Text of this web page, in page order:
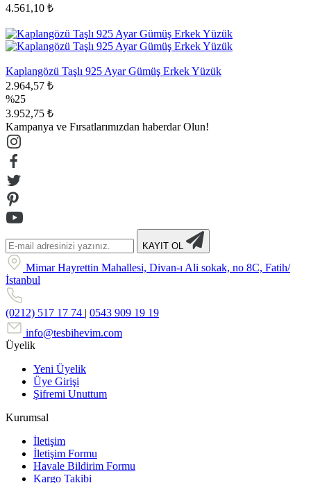
4.561,10 ₺
Kaplangözü Taşlı 925 Ayar Gümüş Erkek Yüzük
2.964,57 ₺
%25
3.952,75 ₺
Kampanya ve Fırsatlarımızdan haberdar Olun!
KAYIT OL
Mimar Hayrettin Mahallesi, Divan-ı Ali sokak, no 8C, Fatih/
İstanbul
(0212) 517 17 74 | 0543 909 19 19
info@tesbihevim.com
Üyelik
Yeni Üyelik
Üye Girişi
Şifremi Unuttum
Kurumsal
İletişim
İletişim Formu
Havale Bildirim Formu
Kargo Takibi